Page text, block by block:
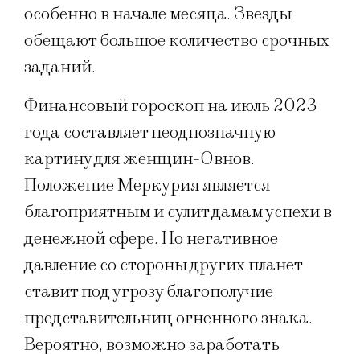
особенно в начале месяца. Звезды
обещают большое количество срочных
заданий.
Финансовый гороскоп на июль 2023
года составляет неоднозначную
картину для женщин-Овнов.
Положение Меркурия является
благоприятным и сулит дамам успехи в
денежной сфере. Но негативное
давление со стороны других планет
ставит под угрозу благополучие
представительниц огненного знака.
Вероятно, возможно заработать